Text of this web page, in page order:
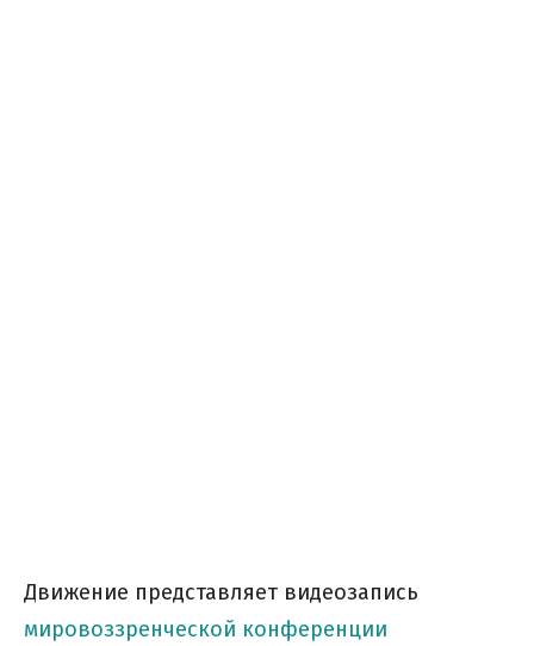
Движение представляет видеозапись
мировоззренческой конференции